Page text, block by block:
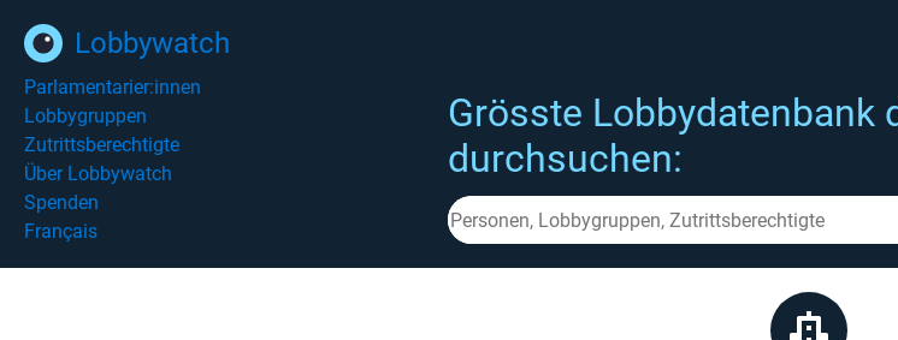
Lobbywatch
Parlamentarier:innen
Lobbygruppen
Zutrittsberechtigte
Über Lobbywatch
Spenden
Français
Grösste Lobbydatenbank
durchsuchen: